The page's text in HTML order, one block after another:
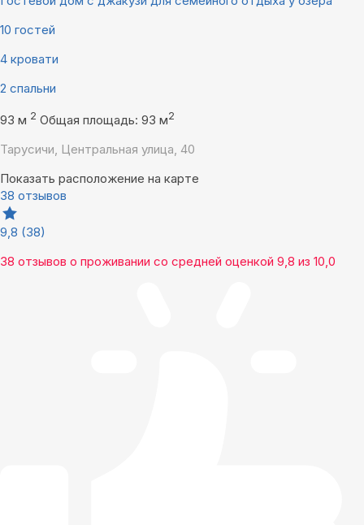
10 гостей
4 кровати
2 спальни
93 м 2 Общая площадь: 93 м2
Тарусичи, Центральная улица, 40
Показать расположение на карте
38 отзывов
9,8 (38)
38 отзывов о проживании со средней оценкой 9,8 из 10,0